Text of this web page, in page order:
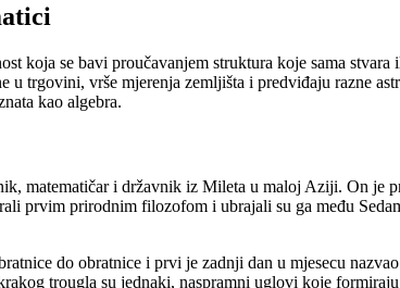
koja se bavi proučavanjem struktura koje sama
u trgovini, vrše mjerenja zemljišta i predviđaju razne
kao algebra.
matematičar i državnik iz Mileta u maloj Aziji. On je
prvim prirodnim filozofom i ubrajali su ga među
do obratnice i prvi je zadnji dan u mjesecu
trougla su jednaki, naspramni uglovi koje